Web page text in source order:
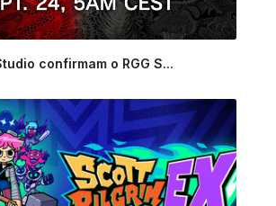
confirmam o RGG S...